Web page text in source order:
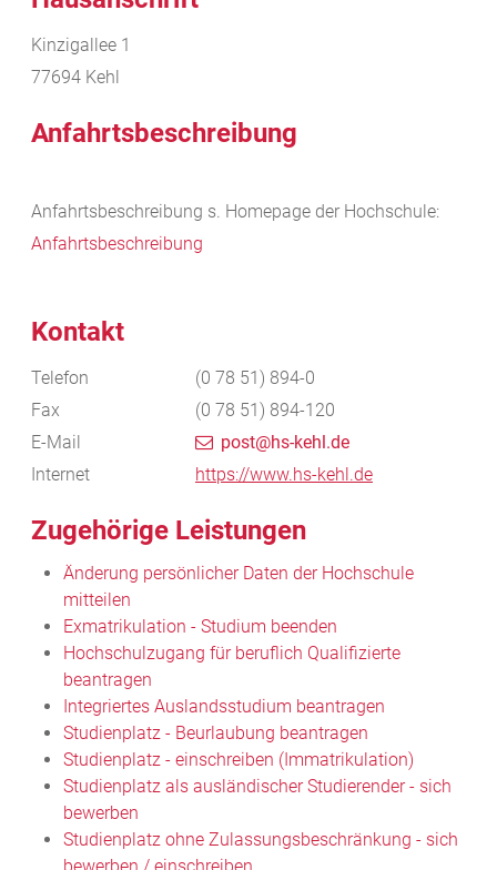
Kinzigallee 1
77694 Kehl
Anfahrtsbeschreibung
Anfahrtsbeschreibung s. Homepage der Hochschule:
Anfahrtsbeschreibung
Kontakt
Telefon (0 78 51) 894-0
Fax
(0 78 51) 894-120
E-Mail
post@hs-kehl.de
Internet
https://www.hs-kehl.de
Zugehörige Leistungen
Änderung persönlicher Daten der Hochschule
mitteilen
Exmatrikulation - Studium beenden
Hochschulzugang für beruflich Qualifizierte
beantragen
Integriertes Auslandsstudium beantragen
Studienplatz - Beurlaubung beantragen
Studienplatz - einschreiben (Immatrikulation)
Studienplatz als ausländischer Studierender - sich
bewerben
Studienplatz ohne Zulassungsbeschränkung - sich
bewerben / einschreiben